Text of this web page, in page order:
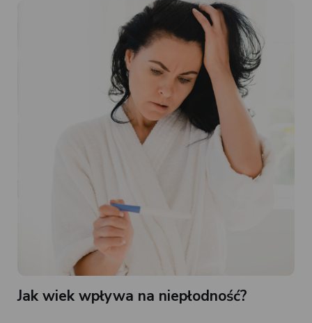
Jak wiek wpływa na niepłodność?